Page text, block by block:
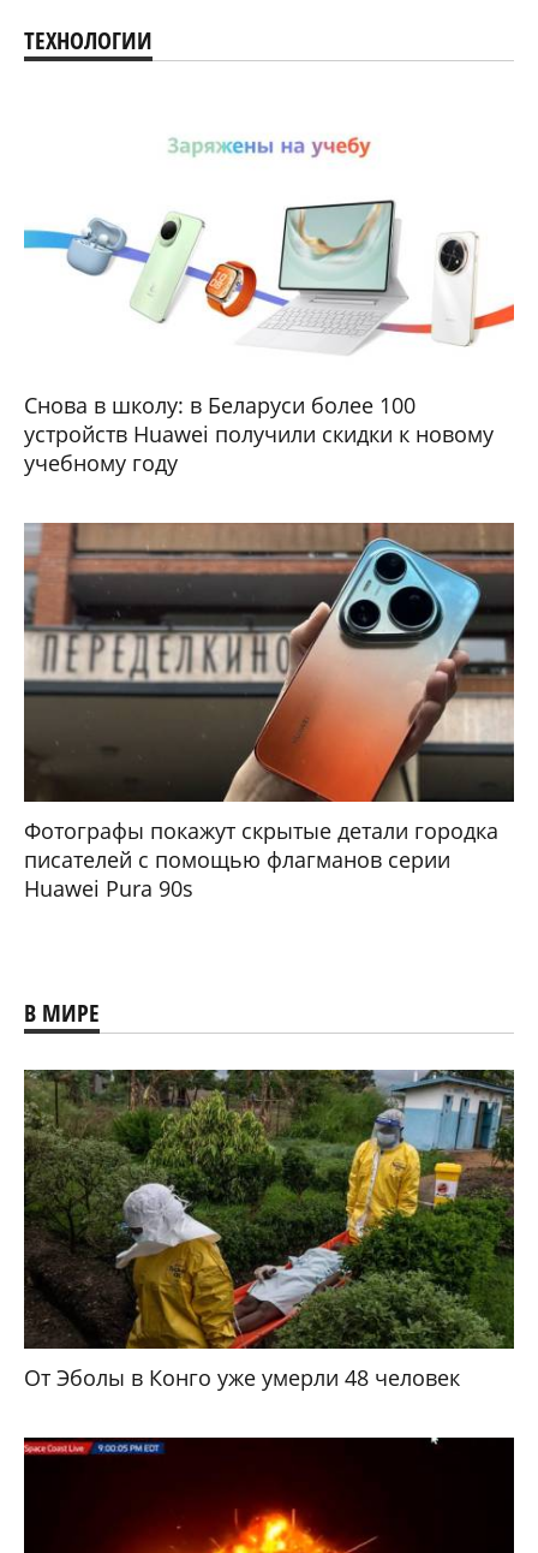
ТЕХНОЛОГИИ
Снова в школу: в Беларуси более 100
устройств Huawei получили скидки к новому
учебному году
Фотографы покажут скрытые детали городка
писателей с помощью флагманов серии
Huawei Pura 90s
В МИРЕ
От Эболы в Конго уже умерли 48 человек